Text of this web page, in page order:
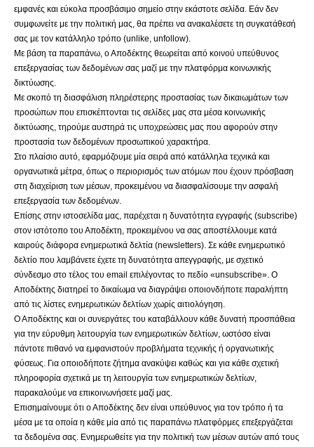
εμφανές και εύκολα προσβάσιμο σημείο στην εκάστοτε σελίδα. Εάν δεν
συμφωνείτε με την πολιτική μας, θα πρέπει να ανακαλέσετε τη συγκατάθεσή
σας με τον κατάλληλο τρόπο (unlike, unfollow).
Με βάση τα παραπάνω, ο Αποδέκτης θεωρείται από κοινού υπεύθυνος
επεξεργασίας των δεδομένων σας μαζί με την πλατφόρμα κοινωνικής
δικτύωσης.
Με σκοπό τη διασφάλιση πληρέστερης προστασίας των δικαιωμάτων των
προσώπων που επισκέπτονται τις σελίδες μας στα μέσα κοινωνικής
δικτύωσης, τηρούμε αυστηρά τις υποχρεώσεις μας που αφορούν στην
προστασία των δεδομένων προσωπικού χαρακτήρα.
Στο πλαίσιο αυτό, εφαρμόζουμε μία σειρά από κατάλληλα τεχνικά και
οργανωτικά μέτρα, όπως ο περιορισμός των ατόμων που έχουν πρόσβαση
στη διαχείριση των μέσων, προκειμένου να διασφαλίσουμε την ασφαλή
επεξεργασία των δεδομένων.
Επίσης στην ιστοσελίδα μας, παρέχεται η δυνατότητα εγγραφής (subscribe)
στον ιστότοπο του Αποδέκτη, προκειμένου να σας αποστέλλουμε κατά
καιρούς διάφορα ενημερωτικά δελτία (newsletters). Σε κάθε ενημερωτικό
δελτίο που λαμβάνετε έχετε τη δυνατότητα απεγγραφής, με σχετικό
σύνδεσμο στο τέλος του email επιλέγοντας το πεδίο «unsubscribe». Ο
Αποδέκτης διατηρεί το δικαίωμα να διαγράψει οποιονδήποτε παραλήπτη
από τις λίστες ενημερωτικών δελτίων χωρίς αιτιολόγηση.
Ο Αποδέκτης και οι συνεργάτες του καταβάλλουν κάθε δυνατή προσπάθεια
για την εύρυθμη λειτουργία των ενημερωτικών δελτίων, ωστόσο είναι
πάντοτε πιθανό να εμφανιστούν προβλήματα τεχνικής ή οργανωτικής
φύσεως. Για οποιοδήποτε ζήτημα ανακύψει καθώς και για κάθε σχετική
πληροφορία σχετικά με τη λειτουργία των ενημερωτικών δελτίων,
παρακαλούμε να επικοινωνήσετε μαζί μας.
Επισημαίνουμε ότι ο Αποδέκτης δεν είναι υπεύθυνος για τον τρόπο ή τα
μέσα με τα οποία η κάθε μία από τις παραπάνω πλατφόρμες επεξεργάζεται
τα δεδομένα σας. Ενημερωθείτε για την πολιτική των μέσων αυτών από τους